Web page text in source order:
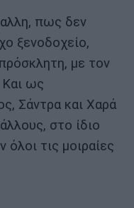
πως δεν
ξενοδοχείο,
με τον
Και ως
Σάντρα και Χαρά
στο ίδιο
τις μοιραίες